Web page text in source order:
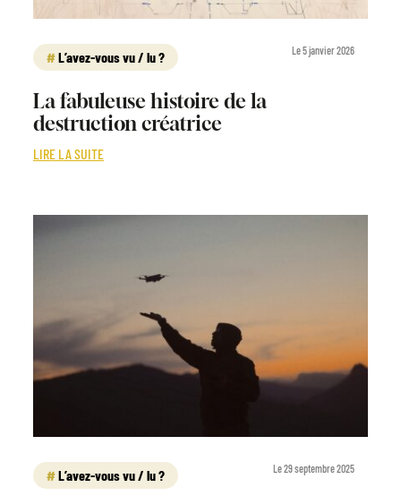
L’avez-vous vu / lu ? Le 5 janvier 2026
La fabuleuse histoire de la
destruction créatrice
LIRE LA SUITE
L’avez-vous vu / lu ? Le 29 septembre 2025